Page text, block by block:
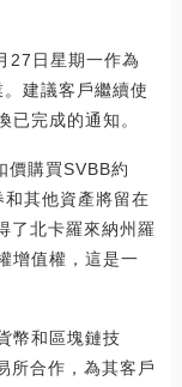
27日星期一作為
建議客戶繼續使
已完成的通知。
價購買SVBB約
其他資產將留在
了北卡羅來納州羅
增值權，這是一
幣和區塊鏈技
所合作，為其客戶